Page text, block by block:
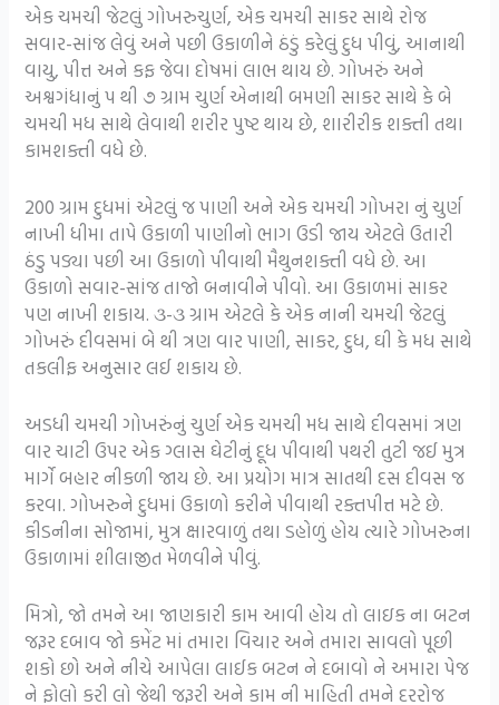
એક ચમચી જેટલું ગોખરુચુર્ણ, એક ચમચી સાકર સાથે રોજ
સવાર-સાંજ લેવું અને પછી ઉકાળીને ઠંડું કરેલું દુધ પીવું, આનાથી
વાયુ, પીત્ત અને કફ જેવા દોષમાં લાભ થાય છે. ગોખરું અને
અશ્વગંધાનું પ થી ૭ ગ્રામ ચુર્ણ એનાથી બમણી સાકર સાથે કે બે
ચમચી મધ સાથે લેવાથી શરીર પુષ્ટ થાય છે, શારીરીક શક્તી તથા
કામશક્તી વધે છે.
200 ગ્રામ દુધમાં એટલું જ પાણી અને એક ચમચી ગોખરા નું ચુર્ણ
નાખી ધીમા તાપે ઉકાળી પાણીનો ભાગ ઉડી જાય એટલે ઉતારી
ઠંડુ પડ્યા પછી આ ઉકાળો પીવાથી મૈથુનશક્તી વધે છે. આ
ઉકાળો સવાર-સાંજ તાજો બનાવીને પીવો. આ ઉકાળમાં સાકર
પણ નાખી શકાય. ૩-૩ ગ્રામ એટલે કે એક નાની ચમચી જેટલું
ગોખરું દીવસમાં બે થી ત્રણ વાર પાણી, સાકર, દુધ, ઘી કે મધ સાથે
તકલીફ અનુસાર લઈ શકાય છે.
અડધી ચમચી ગોખરુંનું ચુર્ણ એક ચમચી મધ સાથે દીવસમાં ત્રણ
વાર ચાટી ઉપર એક ગ્લાસ ઘેટીનું દૂધ પીવાથી પથરી તુટી જઈ મુત્ર
માર્ગે બહાર નીકળી જાય છે. આ પ્રયોગ માત્ર સાતથી દસ દીવસ જ
કરવા. ગોખરુને દુધમાં ઉકાળો કરીને પીવાથી રક્તપીત્ત મટે છે.
કીડનીના સોજામાં, મુત્ર ક્ષારવાળું તથા ડહોળું હોય ત્યારે ગોખરુના
ઉકાળામાં શીલાજીત મેળવીને પીવું.
મિત્રો, જો તમને આ જાણકારી કામ આવી હોય તો લાઇક ના બટન
જરૂર દબાવ જો કમેંટ માં તમારા વિચાર અને તમારા સાવલો પૂછી
શકો છો અને નીચે આપેલા લાઈક બટન ને દબાવો ને અમારા પેજ
ને ફોલો કરી લો જેથી જરૂરી અને કામ ની માહિતી તમને દરરોજ